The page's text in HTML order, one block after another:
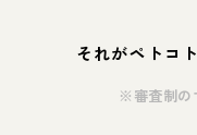
それがペトコ
※審査制の